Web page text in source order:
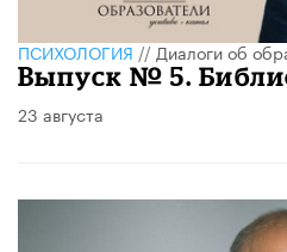
ПСИХОЛОГИЯ//Диалоги об
Выпуск № 5.
23 августа